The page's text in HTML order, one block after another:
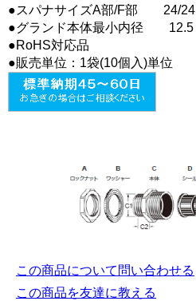
●スパナサイズA部/F部 24/24
●グランド本体最小内径 12.5
●RoHS対応品
●販売単位：1袋(10個入)単位
この商品について問い合わせる
この商品を友達に教える